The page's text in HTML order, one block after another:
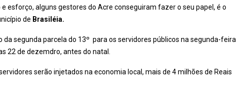
esforço, alguns gestores do Acre conseguiram fazer o seu papel, é o
de Brasiléia.
da segunda parcela do 13º para os servidores públicos na segunda-feira
22 de dezemdro, antes do natal.
serão injetados na economia local, mais de 4 milhões de Reais